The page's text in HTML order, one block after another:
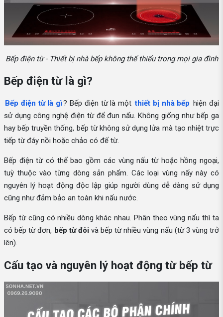
Bếp điện từ - Thiết bị nhà bếp không thể thiếu trong mọi gia đình
Bếp điện từ là gì?
Bếp điện từ là gì? Bếp điện từ là một thiết bị nhà bếp hiện đại
sử dụng công nghệ điện từ để đun nấu. Không giống như bếp ga
hay bếp truyền thống, bếp từ không sử dụng lửa mà tạo nhiệt trực
tiếp từ đáy nồi hoặc chảo có đế từ.
Bếp điện từ có thể bao gồm các vùng nấu từ hoặc hồng ngoại,
tuỳ thuộc vào từng dòng sản phẩm. Các loại vùng nấy này có
nguyên lý hoạt động độc lập giúp người dùng dễ dàng sử dụng
cũng như đảm bảo an toàn khi nấu nước.
Bếp từ cũng có nhiều dòng khác nhau. Phân theo vùng nấu thì ta
có bếp từ đơn, bếp từ đôivà bếp từ nhiều vùng nấu (từ 3 vùng trở
lên).
Cấu tạo và nguyên lý hoạt động từ bếp từ